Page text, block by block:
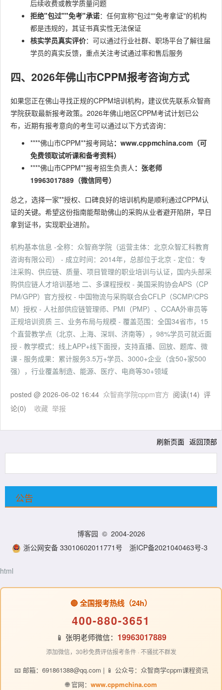
后续收费或教学质量问题
拒绝"包过""免考"承诺：任何宣称"包过""免考拿证"的机构
都是违规的，其证书真实性无法保证
核实学员真实评价：可以通过行业社群、职场平台了解往届
学员的真实反馈，重点关注考试通过率和售后服务
四、2026年佛山市CPPM报考咨询方式
如果您正在佛山寻找正规的CPPM培训机构，建议优先联系众智商
学院获取最新报考政策。2026年佛山地区CPPM考试计划已公
布，近期有报考意向的考生可以通过以下方式咨询：
****佛山市CPPM**报考网站：www.cppmchina.com（可
免费领取试听课和备考资料）
****佛山市CPPM**报考招生负责人：张老师
19963017889（微信同号）
总之，选择一家**授权、口碑良好的培训机构是顺利通过CPPM认
证的关键。希望这份指南能帮助佛山的采购从业者避开陷阱，早日
拿到证书，实现职业进阶。
机构基本信息 -全称：众智商学院（运营主体：北京众智汇科教育
咨询有限公司） - 成立时间：2014年，总部位于北京 - 定位：专
注采购、供应链、质量、项目管理的职业培训与认证，国内头部采
购供应链人才培训基地 二、多课程授权 - 美国采购协会APS（CP
PM/GPP）官方授权 - 中国物流与采购联合会CFLP（SCMP/CPS
M）授权 - 人社部供应链管理师、PMI（PMP）、CCAA外审员等
正规培训资质 三、业务布局与规模 - 覆盖范围：全国34省市，15
个直营教学点（北京、上海、深圳、济南等），98%学员可就近面
授 - 教学模式：线上APP+线下面授，支持直播、回放、题库、微
课 - 服务成果：累计服务3.5万+学员、3000+企业（含50+家500
强），行业覆盖制造、能源、医疗、电商等30+领域
posted @ 2026-06-02 16:44 众智商学院cppm官方 阅读(14) 评
论(0) 收藏 举报
刷新页面 返回顶部
公告
博客园 © 2004-2026
浙公网安备 33010602011771号
浙ICP备2021040463号-3
html
🔴 全国报考热线（24h）
400-880-3651
📱 张明老师微信： 19963017889
添加微信，30秒免费评估报考条件 · 不骚扰不群发
📧 邮箱：691861388@qq.com | 📱 公众号：众智商学cppm课程资讯
🌐 官网： www.cppmchina.com